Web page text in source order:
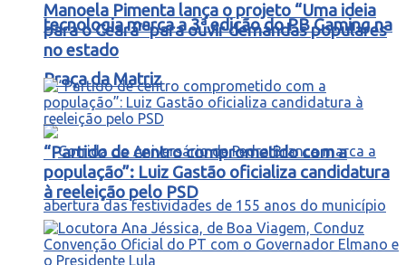
tecnologia marca a 3ª edição do PB Gaming na
Praça da Matriz
Manoela Pimenta lança o projeto “Uma ideia
para o Ceará” para ouvir demandas populares
no estado
“Partido de centro comprometido com a
população”: Luiz Gastão oficializa candidatura
à reeleição pelo PSD